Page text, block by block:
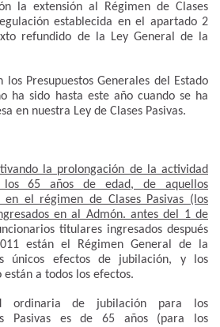
la extensión al Régimen de Clases
establecida en el apartado 2
refundido de la Ley General de la
los Presupuestos Generales del Estado
ha sido hasta este año cuando se ha
en nuestra Ley de Clases Pasivas.
la prolongación de la actividad
65 años de edad, de aquellos
en el régimen de Clases Pasivas (los
en al Admón. antes del 1 de
titulares ingresados después
están el Régimen General de la
únicos efectos de jubilación, y los
a todos los efectos.
ordinaria de jubilación para los
Pasivas es de 65 años (para los